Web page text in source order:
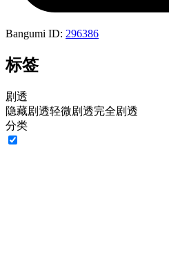
Bangumi ID: 296386
标签
剧透
隐藏剧透轻微剧透完全剧透
分类